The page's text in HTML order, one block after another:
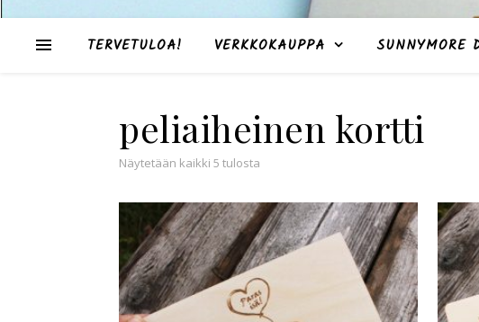
TERVETULOA! VERKKOKAUPPA SUNNYMORE
peliaiheinen kortti
Näytetään kaikki 5 tulosta